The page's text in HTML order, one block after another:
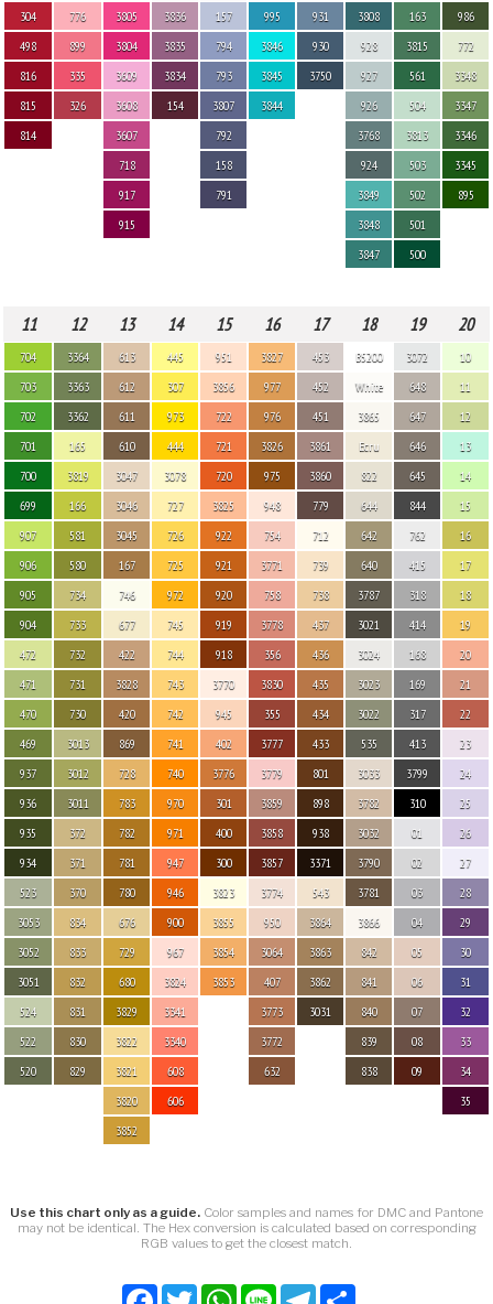
304
498
816
815
814
776
899
335
326
3805
3804
3609
3608
3607
718
917
915
3836
3835
3834
154
157
794
793
3807
792
158
791
995
3846
3845
3844
931
930
3750
3808
928
927
926
3768
924
3849
3848
3847
163
3815
561
504
3813
503
502
501
500
986
772
3348
3347
3346
3345
895
11 12 13 14 15 16 17 18 19 20
704
703
702
701
700
699
907
906
905
904
472
471
470
469
937
936
935
934
523
3053
3052
3051
524
522
520
3364
3363
3362
165
3819
166
581
580
734
733
732
731
730
3013
3012
3011
372
371
370
834
833
832
831
830
829
613
612
611
610
3047
3046
3045
167
746
677
422
3828
420
869
728
783
782
781
780
676
729
680
3829
3822
3821
3820
3852
445
307
973
444
3078
727
726
725
972
745
744
743
742
741
740
970
971
947
946
900
967
3824
3341
3340
608
606
951
3856
722
721
720
3825
922
921
920
919
918
3770
945
402
3776
301
400
300
3823
3855
3854
3853
3827
977
976
3826
975
948
754
3771
758
3778
356
3830
355
3777
3779
3859
3858
3857
3774
950
3064
407
3773
3772
632
453
452
451
3861
3860
779
712
739
738
437
436
435
434
433
801
898
938
3371
543
3864
3863
3862
3031
B5200
White
3865
Ecru
822
644
642
640
3787
3021
3024
3023
3022
535
3033
3782
3032
3790
3781
3866
842
841
840
839
838
3072
648
647
646
645
844
762
415
318
414
168
169
317
413
3799
310
01
02
03
04
05
06
07
08
09
10
11
12
13
14
15
16
17
18
19
20
21
22
23
24
25
26
27
28
29
30
31
32
33
34
35
Use this chart only as a guide. Color samples and names for DMC and Pantone
may not be identical. The Hex conversion is calculated based on corresponding
RGB values to get the closest match.
Facebook
TwitterWhatsApp
Line Telegram